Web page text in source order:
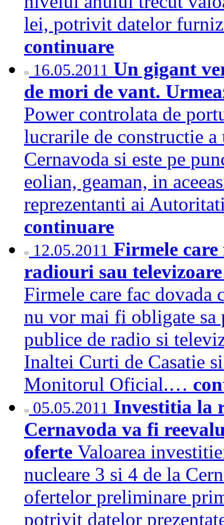
lei, potrivit datelor
continuare
16.05.2011 Un gigant
de mori de vant.
Power controlata de
lucrarile de constructie
Cernavoda si este pe
eolian, geaman, in
reprezentanti ai
continuare
12.05.2011 Firmele
radiouri sau
Firmele care fac dovada
nu vor mai fi obligate sa
publice de radio si
Inaltei Curti de Casatie
Monitorul Oficial.…
05.05.2011 Investitia la
Cernavoda va fi
oferte Valoarea
nucleare 3 si 4 de la
ofertelor preliminare
potrivit datelor